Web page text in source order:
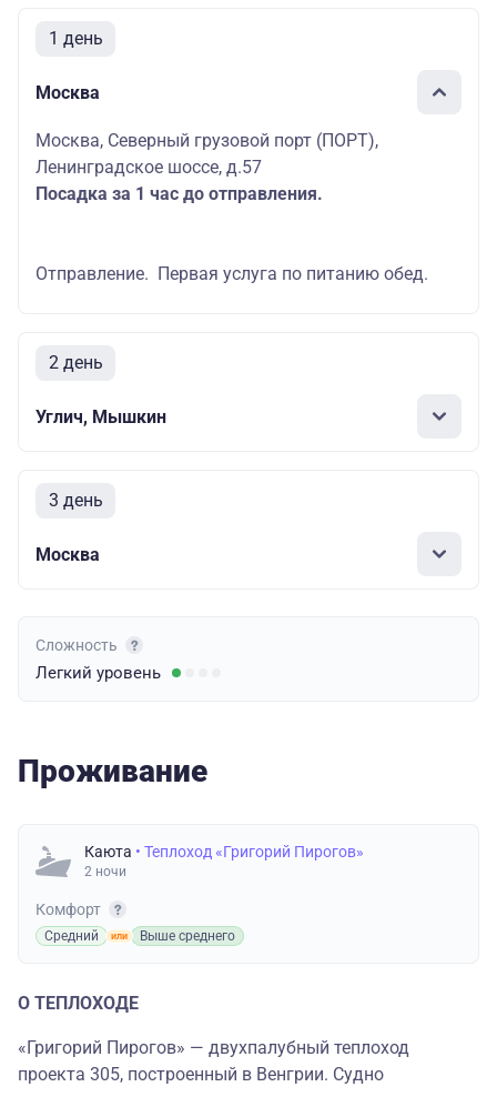
1 день
Москва
Москва, Северный грузовой порт (ПОРТ),
Ленинградское шоссе, д.57
Посадка за 1 час до отправления.
Отправление. Первая услуга по питанию обед.
2 день
Углич, Мышкин
3 день
Москва
Сложность
Легкий уровень
Проживание
Каюта • Теплоход «Григорий Пирогов»
2 ночи
Комфорт
Средний Выше среднего
О ТЕПЛОХОДЕ
«Григорий Пирогов» — двухпалубный теплоход
проекта 305, построенный в Венгрии. Судно